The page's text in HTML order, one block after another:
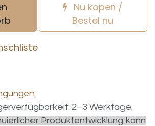
Nu kopen /
Bestel nu
2–3 Werktage.
Produktentwicklung kann